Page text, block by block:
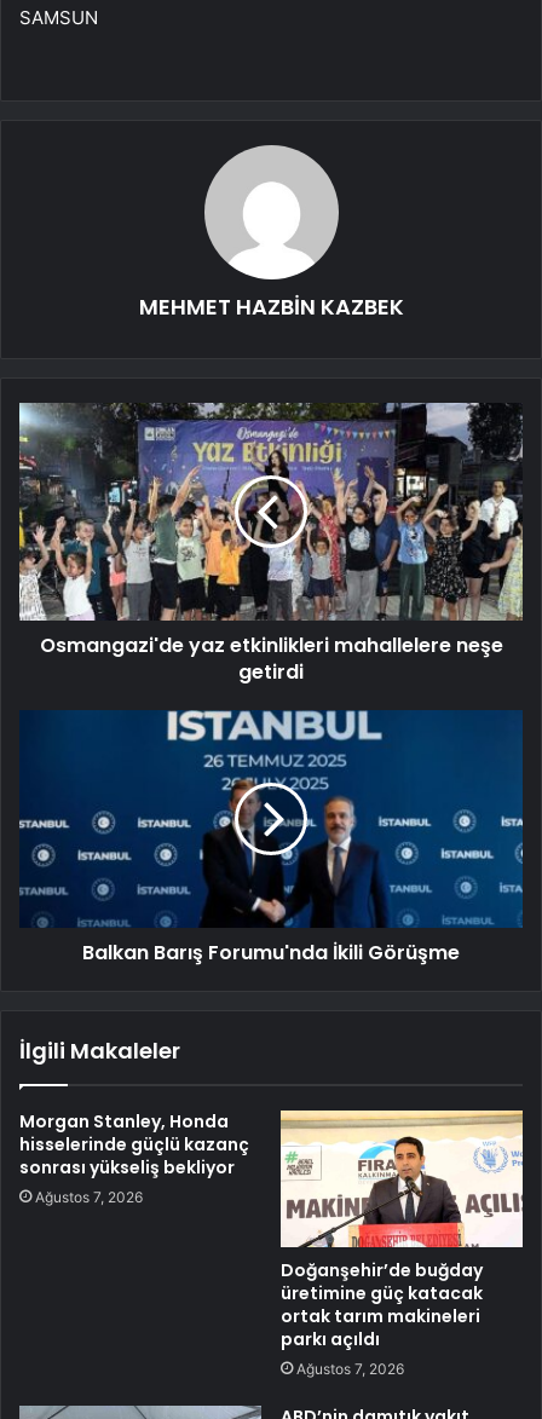
SAMSUN
MEHMET HAZBİN KAZBEK
Osmangazi'de yaz etkinlikleri mahallelere neşe
getirdi
Balkan Barış Forumu'nda İkili Görüşme
İlgili Makaleler
Morgan Stanley, Honda
hisselerinde güçlü kazanç
sonrası yükseliş bekliyor
Ağustos 7, 2026
Doğanşehir’de buğday
üretimine güç katacak
ortak tarım makineleri
parkı açıldı
Ağustos 7, 2026